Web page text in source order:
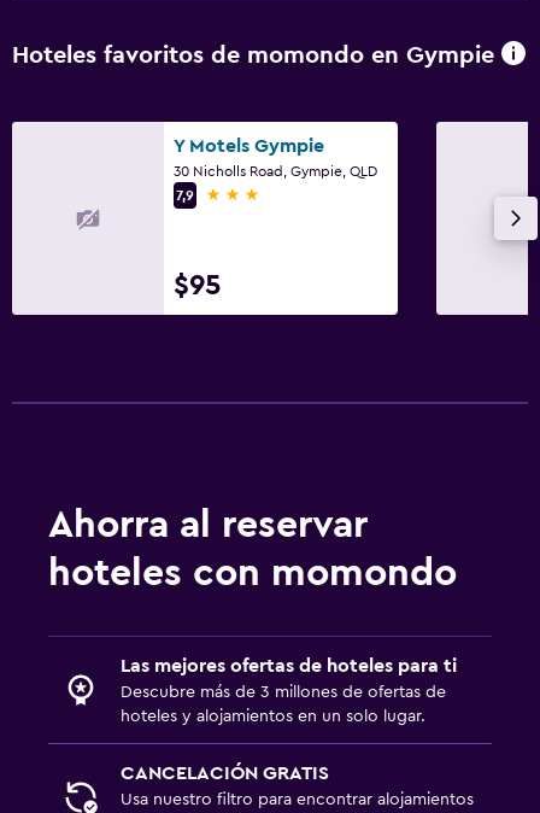
Hoteles favoritos de momondo en Gympie
Y Motels Gympie
30 Nicholls Road, Gympie, QLD
7,9
3 estrellas
$95
Ahorra al reservar
hoteles con momondo
Las mejores ofertas de hoteles para ti
Descubre más de 3 millones de ofertas de
hoteles y alojamientos en un solo lugar.
CANCELACIÓN GRATIS
Usa nuestro filtro para encontrar alojamientos